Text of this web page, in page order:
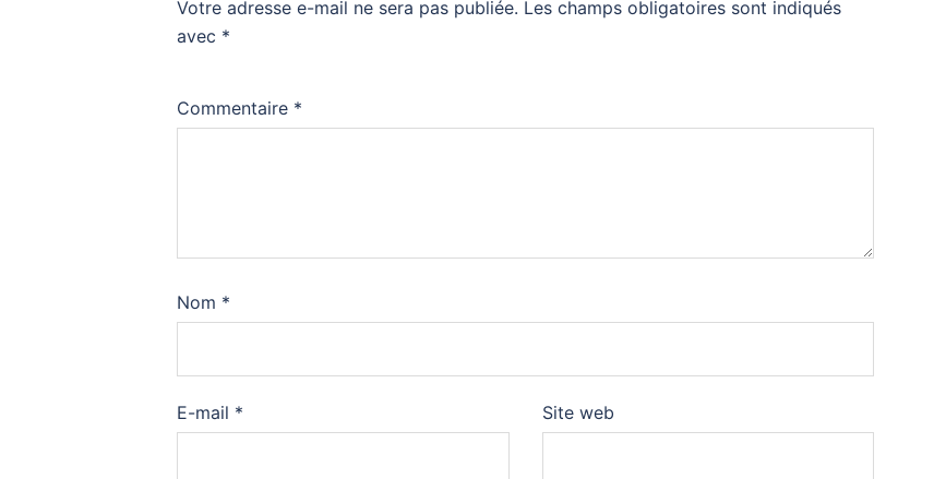
Votre adresse e-mail ne sera pas publiée. Les champs obligatoires sont indiqués
avec *
Commentaire *
Nom *
E-mail * Site web